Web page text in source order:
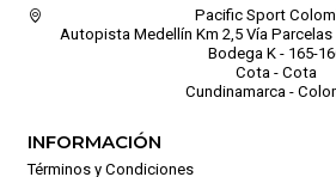
Pacific Sport
Autopista Medellín Km 2,5 Vía
Bodega K - 165-
Cota - Cota
Cundinamarca -
INFORMACIÓN
Términos y Condiciones